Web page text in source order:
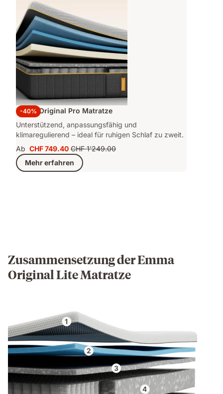
-40%
Emma Original Pro Matratze
Unterstützend, anpassungsfähig und
klimaregulierend – ideal für ruhigen Schlaf zu zweit.
Ab Preis
CHF 749.40
CHF 749.40Ursprünglicher
Preis
CHF 1'249.00
CHF 1'249.00
Mehr erfahren
Zusammensetzung der Emma
Original Lite Matratze